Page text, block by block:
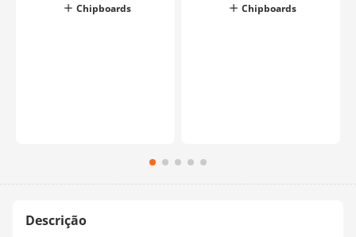
Chipboards Chipboards